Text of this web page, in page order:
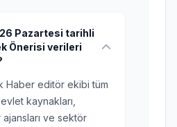
Pazartesi tarihli
Önerisi verileri
Haber editör ekibi tüm
kaynakları,
ve sektör